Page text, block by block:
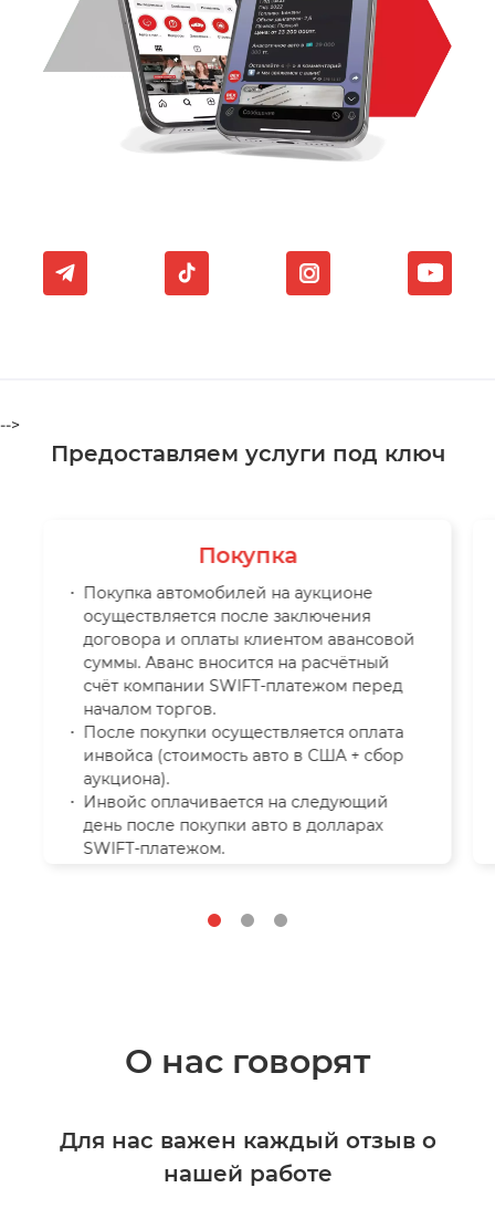
-->
Предоставляем услуги под ключ
Покупка
Покупка автомобилей на аукционе
осуществляется после заключения
договора и оплаты клиентом авансовой
суммы. Аванс вносится на расчётный
счёт компании SWIFT-платежом перед
началом торгов.
После покупки осуществляется оплата
инвойса (стоимость авто в США + сбор
аукциона).
Инвойс оплачивается на следующий
день после покупки авто в долларах
SWIFT-платежом.
О нас говорят
Для нас важен каждый отзыв о
нашей работе